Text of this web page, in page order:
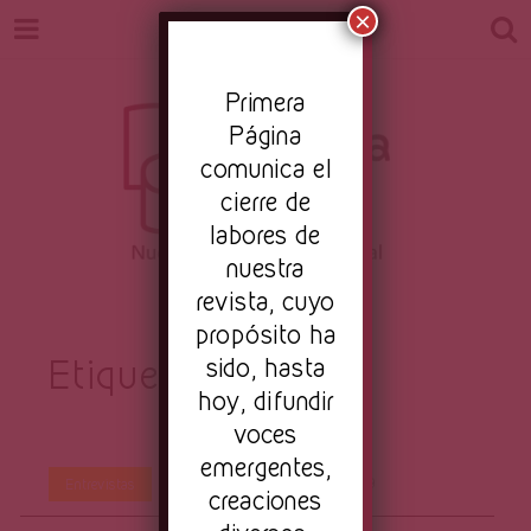
Revista
Primera
Nuestro periodismo cultural
Etiqueta:Sfactory
Primera Página Feb 19, 2019
Primera
Página
comunica el
cierre de
labores de
nuestra
revista, cuyo
propósito ha
sido, hasta
hoy, difundir
voces
emergentes,
creaciones
×